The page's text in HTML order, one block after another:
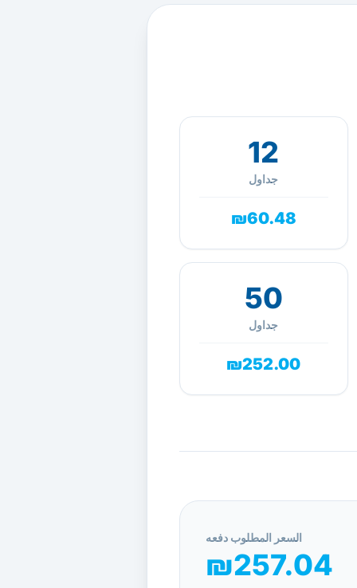
12
جداول
₪60.48
50
جداول
₪252.00
السعر المطلوب دفعه
₪257.04